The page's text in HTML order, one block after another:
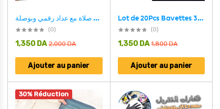
جهاز تسبيح رقمي محمول، سبحة صلاة مع عداد رقمي وبوصلة
(0)
2,000DA
1,350 DA
Ajouter au panier
Lot de 20Pcs Bavettes 3D FFP2 à Quatre couches – علبة كمامات سوداء عالية الجودة
(0)
1,800DA
1,350 DA
Ajouter au panier
30% Réduction